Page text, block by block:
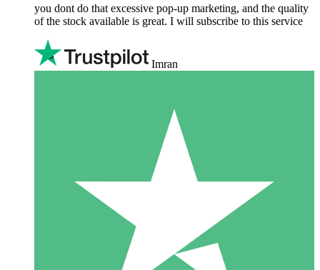
you dont do that excessive pop-up marketing, and the quality
of the stock available is great. I will subscribe to this service
Imran